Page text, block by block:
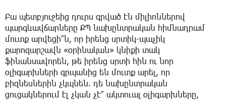
Բա պետբյուջեից դուրս գրված էն միլիոններով
պարգևավճարները ՔՊ նախընտրական հիմնադրամ
մուտք արվեցի՞ն, որ իրենց սրտիկ-պաչիկ
քարոզարշավն «օրինական» կնիքի տակ
ֆինանսավորեն, թե իրենց սրտի հին ու նոր
օլիգարխների գրպանից են մուտք արել, որ
բիզնեսներին չկպնեն. դե նախընտրական
ցուցակներում էլ չկան չէ՞ ակտուալ օլիգարխները,